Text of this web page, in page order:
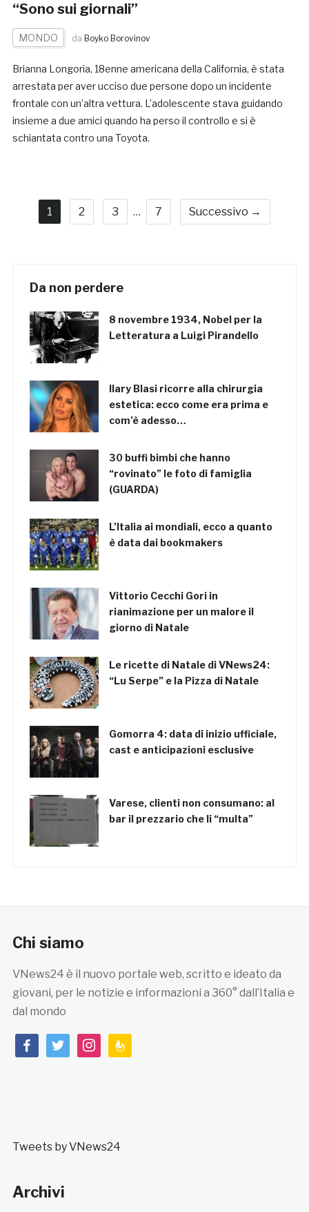
“Sono sui giornali”
MONDO da Boyko Borovinov
Brianna Longoria, 18enne americana della California, è stata
arrestata per aver ucciso due persone dopo un incidente
frontale con un’altra vettura. L’adolescente stava guidando
insieme a due amici quando ha perso il controllo e si è
schiantata contro una Toyota.
1 2 3 … 7 Successivo →
Da non perdere
8 novembre 1934, Nobel per la
Letteratura a Luigi Pirandello
Ilary Blasi ricorre alla chirurgia
estetica: ecco come era prima e
com’è adesso…
30 buffi bimbi che hanno
“rovinato” le foto di famiglia
(GUARDA)
L’Italia ai mondiali, ecco a quanto
è data dai bookmakers
Vittorio Cecchi Gori in
rianimazione per un malore il
giorno di Natale
Le ricette di Natale di VNews24:
“Lu Serpe” e la Pizza di Natale
Gomorra 4: data di inizio ufficiale,
cast e anticipazioni esclusive
Varese, clienti non consumano: al
bar il prezzario che li “multa”
Chi siamo
VNews24 è il nuovo portale web, scritto e ideato da
giovani, per le notizie e informazioni a 360° dall’Italia e
dal mondo
facebooktwitterinstagramfeedburner
Tweets by VNews24
Archivi